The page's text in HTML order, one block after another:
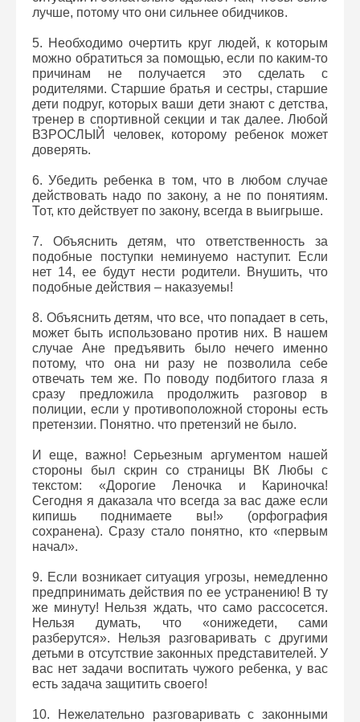
лучше, потому что они сильнее обидчиков.
5. Необходимо очертить круг людей, к которым
можно обратиться за помощью, если по каким-то
причинам не получается это сделать с
родителями. Старшие братья и сестры, старшие
дети подруг, которых ваши дети знают с детства,
тренер в спортивной секции и так далее. Любой
ВЗРОСЛЫЙ человек, которому ребенок может
доверять.
6. Убедить ребенка в том, что в любом случае
действовать надо по закону, а не по понятиям.
Тот, кто действует по закону, всегда в выигрыше.
7. Объяснить детям, что ответственность за
подобные поступки неминуемо наступит. Если
нет 14, ее будут нести родители. Внушить, что
подобные действия – наказуемы!
8. Объяснить детям, что все, что попадает в сеть,
может быть использовано против них. В нашем
случае Ане предъявить было нечего именно
потому, что она ни разу не позволила себе
отвечать тем же. По поводу подбитого глаза я
сразу предложила продолжить разговор в
полиции, если у противоположной стороны есть
претензии. Понятно. что претензий не было.
И еще, важно! Серьезным аргументом нашей
стороны был скрин со страницы ВК Любы с
текстом: «Дорогие Леночка и Кариночка!
Сегодня я даказала что всегда за вас даже если
кипишь поднимаете вы!» (орфография
сохранена). Сразу стало понятно, кто «первым
начал».
9. Если возникает ситуация угрозы, немедленно
предпринимать действия по ее устранению! В ту
же минуту! Нельзя ждать, что само рассосется.
Нельзя думать, что «онижедети, сами
разберутся». Нельзя разговаривать с другими
детьми в отсутствие законных представителей. У
вас нет задачи воспитать чужого ребенка, у вас
есть задача защитить своего!
10. Нежелательно разговаривать с законными